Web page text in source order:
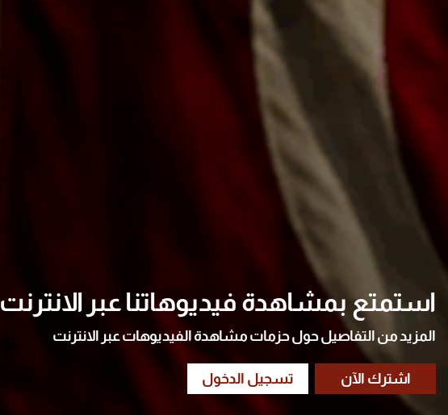
استمتع بمشاهدة فيديوهاتنا عبر الانترنت
المزيد من التفاصيل حول حزمات مشاهدة الفيديوهات عبر الانترنت